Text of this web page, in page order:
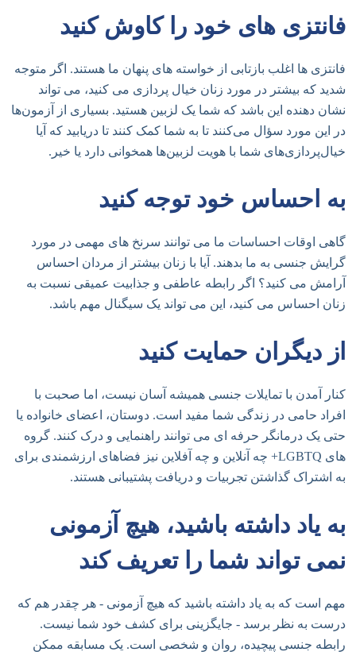
فانتزی های خود را کاوش کنید
فانتزی ها اغلب بازتابی از خواسته های پنهان ما هستند. اگر متوجه
شدید که بیشتر در مورد زنان خیال پردازی می کنید، می تواند
نشان دهنده این باشد که شما یک لزبین هستید. بسیاری از آزمون‌ها
در این مورد سؤال می‌کنند تا به شما کمک کنند تا دریابید که آیا
خیال‌پردازی‌های شما با هویت لزبین‌ها همخوانی دارد یا خیر.
به احساس خود توجه کنید
گاهی اوقات احساسات ما می توانند سرنخ های مهمی در مورد
گرایش جنسی به ما بدهند. آیا با زنان بیشتر از مردان احساس
آرامش می کنید؟ اگر رابطه عاطفی و جذابیت عمیقی نسبت به
زنان احساس می کنید، این می تواند یک سیگنال مهم باشد.
از دیگران حمایت کنید
کنار آمدن با تمایلات جنسی همیشه آسان نیست، اما صحبت با
افراد حامی در زندگی شما مفید است. دوستان، اعضای خانواده یا
حتی یک درمانگر حرفه ای می توانند راهنمایی و درک کنند. گروه
های LGBTQ+ چه آنلاین و چه آفلاین نیز فضاهای ارزشمندی برای
به اشتراک گذاشتن تجربیات و دریافت پشتیبانی هستند.
به یاد داشته باشید، هیچ آزمونی
نمی تواند شما را تعریف کند
مهم است که به یاد داشته باشید که هیچ آزمونی - هر چقدر هم که
درست به نظر برسد - جایگزینی برای کشف خود شما نیست.
رابطه جنسی پیچیده، روان و شخصی است. یک مسابقه ممکن